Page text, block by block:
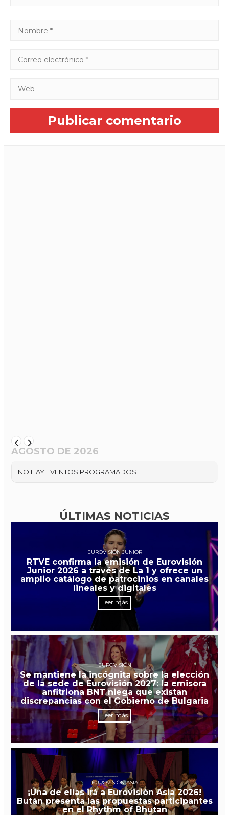
AGOSTO DE 2026
NO HAY EVENTOS PROGRAMADOS
ÚLTIMAS NOTICIAS
EUROVISIÓN JUNIOR
RTVE confirma la emisión de Eurovisión
Junior 2026 a través de La 1 y ofrece un
amplio catálogo de patrocinios en canales
lineales y digitales
Leer más
EUROVISIÓN
Se mantiene la incógnita sobre la elección
de la sede de Eurovisión 2027: la emisora
anfitriona BNT niega que existan
discrepancias con el Gobierno de Bulgaria
Leer más
EUROVISIÓN ASIA
¡Una de ellas irá a Eurovisión Asia 2026!
Bután presenta las propuestas participantes
en el Rhythm of Bhutan